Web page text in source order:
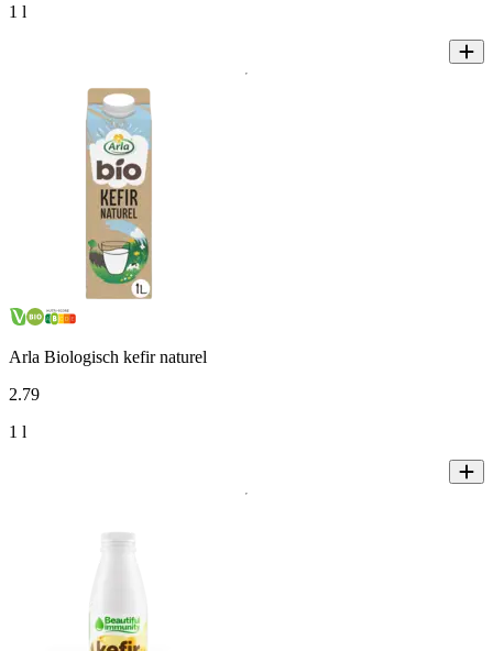
1 l
Arla Biologisch kefir naturel
2.79
1 l